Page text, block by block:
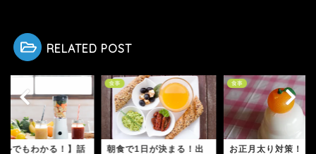
RELATED POST
ルでもわかる！】話
食事
朝食で1日が決まる！出
食事
お正月太り対策！【